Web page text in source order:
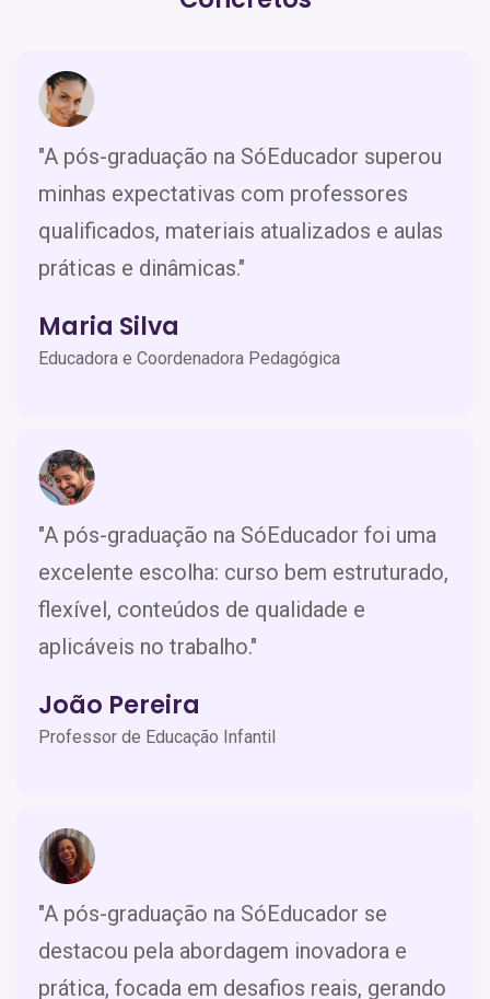
"A pós-graduação na SóEducador superou
minhas expectativas com professores
qualificados, materiais atualizados e aulas
práticas e dinâmicas."
Maria Silva
Educadora e Coordenadora Pedagógica
"A pós-graduação na SóEducador foi uma
excelente escolha: curso bem estruturado,
flexível, conteúdos de qualidade e
aplicáveis no trabalho."
João Pereira
Professor de Educação Infantil
"A pós-graduação na SóEducador se
destacou pela abordagem inovadora e
prática, focada em desafios reais, gerando